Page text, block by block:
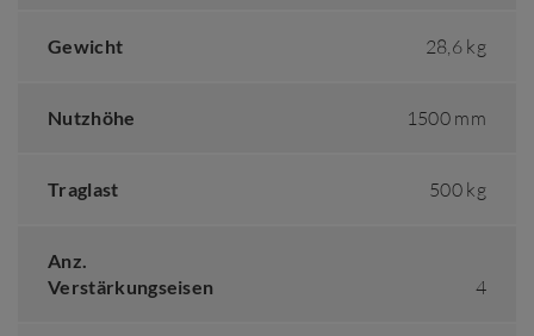
Gewicht 28,6 kg
Nutzhöhe 1500 mm
Traglast 500 kg
Anz.
Verstärkungseisen
4